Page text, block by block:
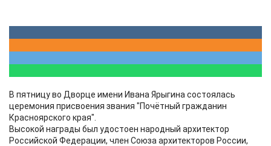
В пятницу во Дворце имени Ивана Ярыгина состоялась
церемония присвоения звания "Почётный гражданин
Красноярского края".
Высокой награды был удостоен народный архитектор
Российской Федерации, член Союза архитекторов России,